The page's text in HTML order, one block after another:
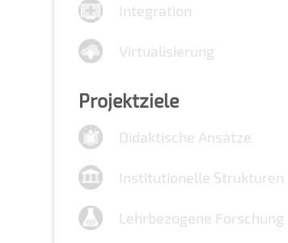
Integration
Virtualisierung
Projektziele
Didaktische Ansätze
Institutionelle Strukturen
Lehrbezogene Forschung